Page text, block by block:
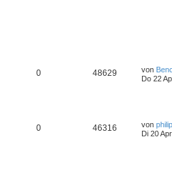
0 48629 von
Do 22
0 46316 von
Di 20